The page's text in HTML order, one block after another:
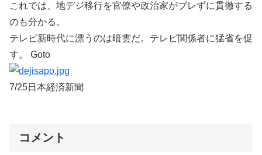
これでは、地デジ移行を官僚や政治家がブレずに貫徹する
のも分かる。
テレビ新時代に漂うのは暗雲だ。テレビ関係者に猛省を促
す。 Goto
7/25日本経済新聞
コメント